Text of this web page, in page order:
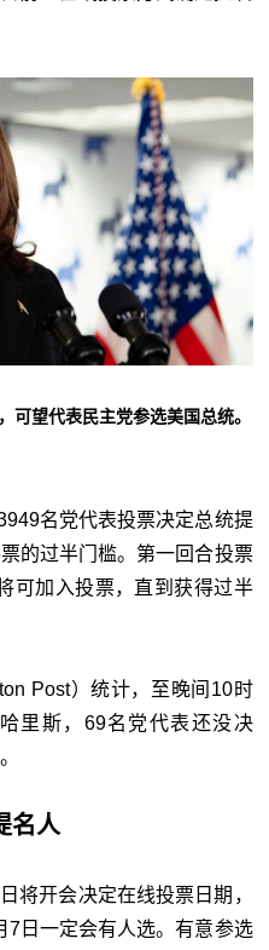
望代表民主党参选美国总统。
名党代表投票决定总统提
的过半门槛。第一回合投票
可加入投票，直到获得过半
Post）统计，至晚间10时
里斯，69名党代表还没决
名人
将开会决定在线投票日期，
7日一定会有人选。有意参选